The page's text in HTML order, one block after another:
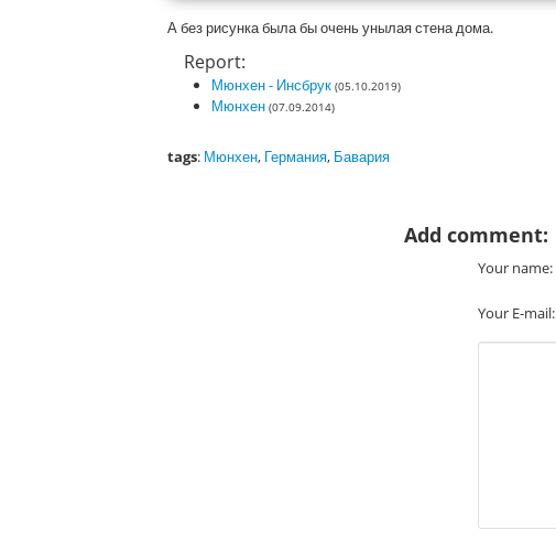
А без рисунка была бы очень унылая стена дома.
Report:
Мюнхен - Инсбрук (05.10.2019)
Мюнхен (07.09.2014)
tags: Мюнхен, Германия, Бавария
Add comment:
Your name:
Your E-mail: